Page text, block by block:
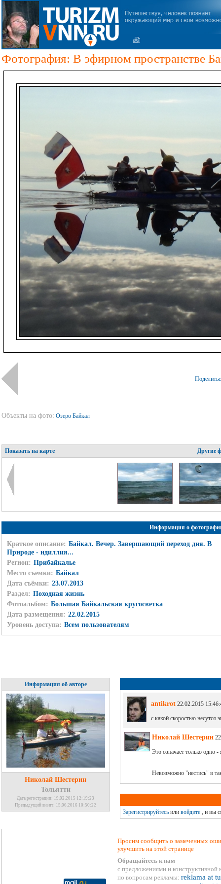
Фотография: В эфирном пространстве
Объекты на фото: Озеро Байкал
Показать на карте Другие
Информация о
Краткое описание: Байкал. Вечер. Завершающий переход дня. В
Природе - идиллия...
Регион: Прибайкалье
Место съемки: Байкал
Дата съёмки: 23.07.2013
Раздел: Походная жизнь
Фотоальбом: Большая Байкальская кругосветка
Дата размещения: 22.02.2015
Уровень доступа: Всем пользователям
Информация об авторе
Николай Шестерин
Тольятти
Дата регистрации: 19.02.2015 12:19:23
Предыдущий визит: 15.06.2016 10:50:22
antikrot22.02.2015
с какой скоростью несутся
Николай Шестерин
Это означает только одно
Невозможно "нестись" в
Зарегистрируйтесьили войдите, и вы
Просим сообщить о замеченных
улучшить на этой странице
Обращайтесь к нам
с предложениями и конструктивной
по вопросам рекламы: reklama at